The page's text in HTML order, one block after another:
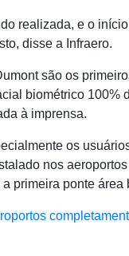
realizada, e o
disse a Infraero.
são os
biométrico 100%
à imprensa.
os
nos
primeira ponte